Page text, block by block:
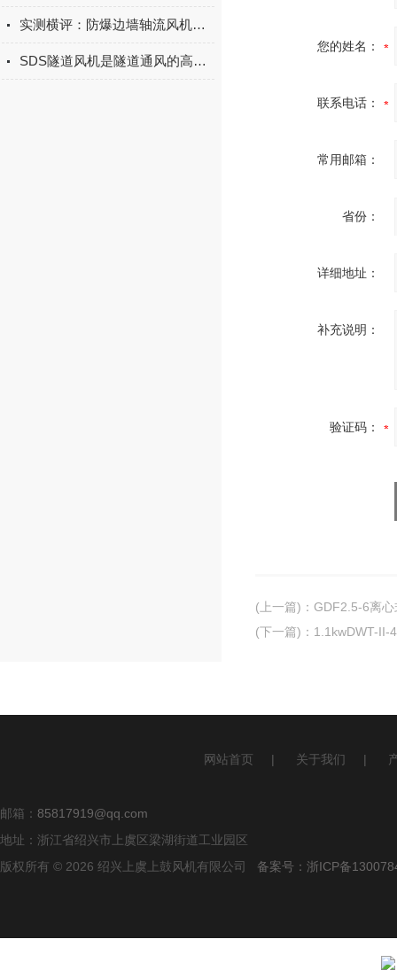
实测横评：防爆边墙轴流风机哪家好？上虞上鼓四款主力风机深度拆解
SDS隧道风机是隧道通风的高效解决方案
您的姓名：
联系电话：
常用邮箱：
省份：
详细地址：
补充说明：
验证码：
(上一篇) ： GDF2.5-6离心
(下一篇) ： 1.1kwDWT-II-
网站首页 | 关于我们 |
邮箱： 85817919@qq.com
地址：浙江省绍兴市上虞区梁湖街道工业园区
版权所有 © 2026 绍兴上虞上鼓风机有限公司 备案号：浙ICP备